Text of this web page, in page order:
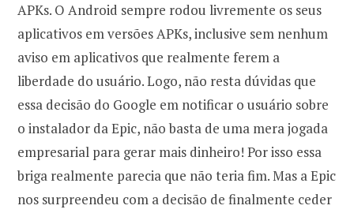
APKs. O Android sempre rodou livremente os seus
aplicativos em versões APKs, inclusive sem nenhum
aviso em aplicativos que realmente ferem a
liberdade do usuário. Logo, não resta dúvidas que
essa decisão do Google em notificar o usuário sobre
o instalador da Epic, não basta de uma mera jogada
empresarial para gerar mais dinheiro! Por isso essa
briga realmente parecia que não teria fim. Mas a Epic
nos surpreendeu com a decisão de finalmente ceder